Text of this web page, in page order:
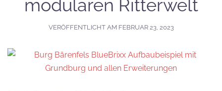
modularen Ritterwelt
VERÖFFENTLICHT AM FEBRUAR 23, 2023